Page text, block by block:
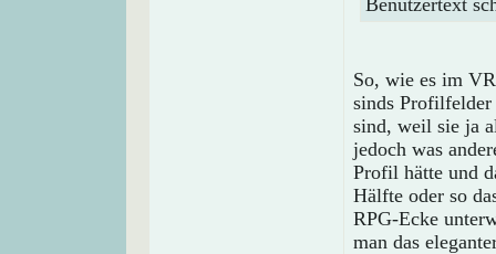
Benutzertext
So, wie es im
sinds
sind, weil sie ja
jedoch was
Profil hätte und
Hälfte oder so
RPG-Ecke
man das